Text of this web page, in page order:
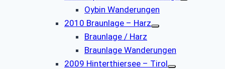
Oybin Wanderungen
2010 Braunlage – Harz
Braunlage / Harz
Braunlage Wanderungen
2009 Hinterthiersee – Tirol